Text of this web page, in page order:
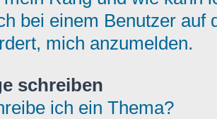
bei einem Benutzer auf
mich anzumelden.
schreiben
ich ein Thema?